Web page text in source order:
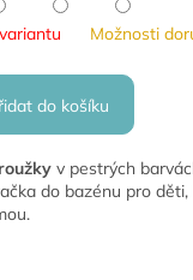
Možnosti
do košíku
v pestrých
do bazénu pro